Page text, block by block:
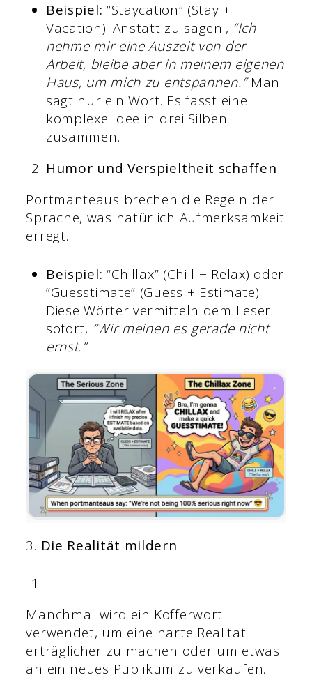
Beispiel: “Staycation” (Stay +
Vacation). Anstatt zu sagen:, “Ich
nehme mir eine Auszeit von der
Arbeit, bleibe aber in meinem eigenen
Haus, um mich zu entspannen.”Man
sagt nur ein Wort. Es fasst eine
komplexe Idee in drei Silben
zusammen.
Humor und Verspieltheit schaffen
Portmanteaus brechen die Regeln der
Sprache, was natürlich Aufmerksamkeit
erregt.
Beispiel: “Chillax” (Chill + Relax) oder
“Guesstimate” (Guess + Estimate).
Diese Wörter vermitteln dem Leser
sofort, “Wir meinen es gerade nicht
ernst.”
3. Die Realität mildern
Manchmal wird ein Kofferwort
verwendet, um eine harte Realität
erträglicher zu machen oder um etwas
an ein neues Publikum zu verkaufen.